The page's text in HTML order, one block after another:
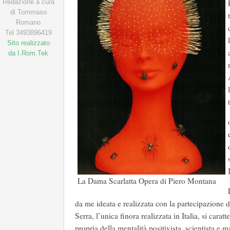
La Dama Scarlatta Opera di Piero Montana
da me ideata e realizzata con la
Serra, l’unica finora realizzata in Italia, si
propria della mentalità positivista, scientista e
Redazione a cura
di Tommaso
Romano
Tel 3493896419
Sito realizzato
da I.Rom.Tek